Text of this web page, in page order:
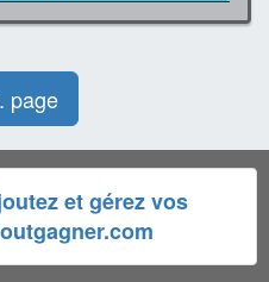
page
et gérez vos